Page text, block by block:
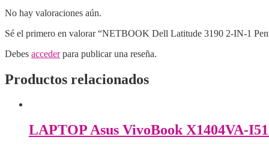
(1366x768)
WIN11
Pro
BLACK
726449646356
No hay valoraciones aún.
Sé el primero en valorar “NETBOOK Dell Latitude 3190 2-IN-1
Debes accederpara publicar una reseña.
Productos relacionados